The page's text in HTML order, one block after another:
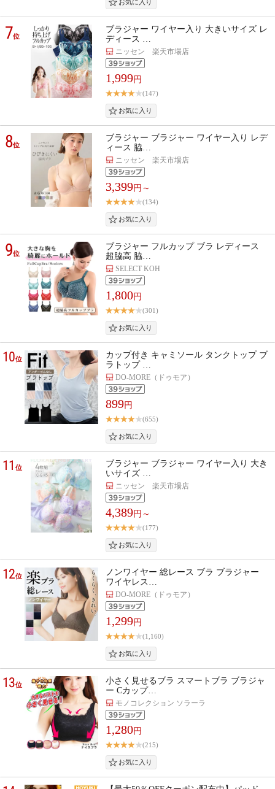
7位
ブラジャー ワイヤー入り 大きいサイズ レ
ディース …
ニッセン 楽天市場店
1,999円
(147)
8位
ブラジャー ブラジャー ワイヤー入り レデ
ィース 脇…
ニッセン 楽天市場店
3,399円～
(134)
9位
ブラジャー フルカップ ブラ レディース
超脇高 脇…
SELECT KOH
1,800円
(301)
10位
カップ付き キャミソール タンクトップ ブ
ラトップ …
DO-MORE（ドゥモア）
899円
(655)
11位
ブラジャー ブラジャー ワイヤー入り 大き
いサイズ …
ニッセン 楽天市場店
4,389円～
(177)
12位
ノンワイヤー 総レース ブラ ブラジャー
ワイヤレス…
DO-MORE（ドゥモア）
1,299円
(1,160)
13位
小さく見せるブラ スマートブラ ブラジャ
ー Cカップ…
モノコレクション ソラーラ
1,280円
(215)